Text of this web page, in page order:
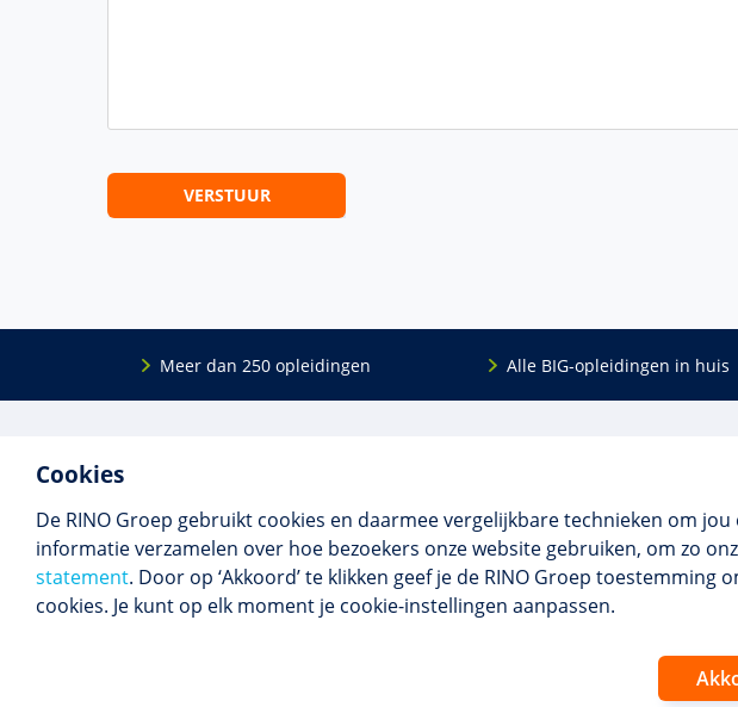
Cookies
De RINO Groep gebruikt cookies en daarmee vergelijkbare technieken om
informatie verzamelen over hoe bezoekers onze website gebruiken, om zo
statement. Door op ‘Akkoord’ te klikken geef je de RINO Groep toestemming
cookies. Je kunt op elk moment je cookie-instellingen aanpassen.
Meer dan 250 opleidingen Alle BIG-opleidingen in huis
voor mensen die werken met mensen met
een psychische kwets­baar­heid. Samen met
onze top­docenten bieden we innova­tieve
opleidingen, cursussen en congres­sen op
maat.
BIG-opleidingen
Maatwerk en incompany
Praktijkinstellingen
Erkenning aanvragen